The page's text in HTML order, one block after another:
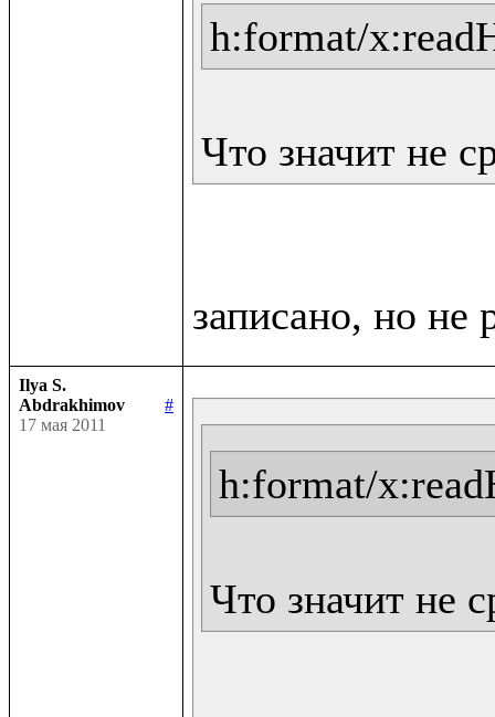
h:format/
Что значит не
Ilya S.
Abdrakhimov
#
17 мая 2011
h:format/
Что значит не